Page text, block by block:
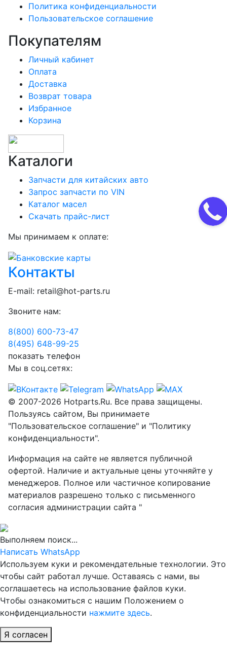
Политика конфиденциальности
Пользовательское соглашение
Покупателям
Личный кабинет
Оплата
Доставка
Возврат товара
Избранное
Корзина
Каталоги
Запчасти для китайских авто
Запрос запчасти по VIN
Каталог масел
Скачать прайс-лист
Мы принимаем к оплате:
Контакты
E-mail: retail@hot-parts.ru
Звоните нам:
8(800) 600-73-47
8(495) 648-99-25
показать телефон
Мы в соц.сетях:
© 2007-2026 Hotparts.Ru. Все права защищены.
Пользуясь сайтом, Вы принимаете
"Пользовательское соглашение" и "Политику
конфиденциальности".
Информация на сайте не является публичной
офертой. Наличие и актуальные цены уточняйте у
менеджеров. Полное или частичное копирование
материалов разрешено только с письменного
согласия администрации сайта "
Выполняем поиск...
Написать WhatsApp
Используем куки и рекомендательные технологии. Это
чтобы сайт работал лучше. Оставаясь с нами, вы
соглашаетесь на использование файлов куки.
Чтобы ознакомиться с нашим Положением о
конфиденциальности нажмите здесь.
Я согласен